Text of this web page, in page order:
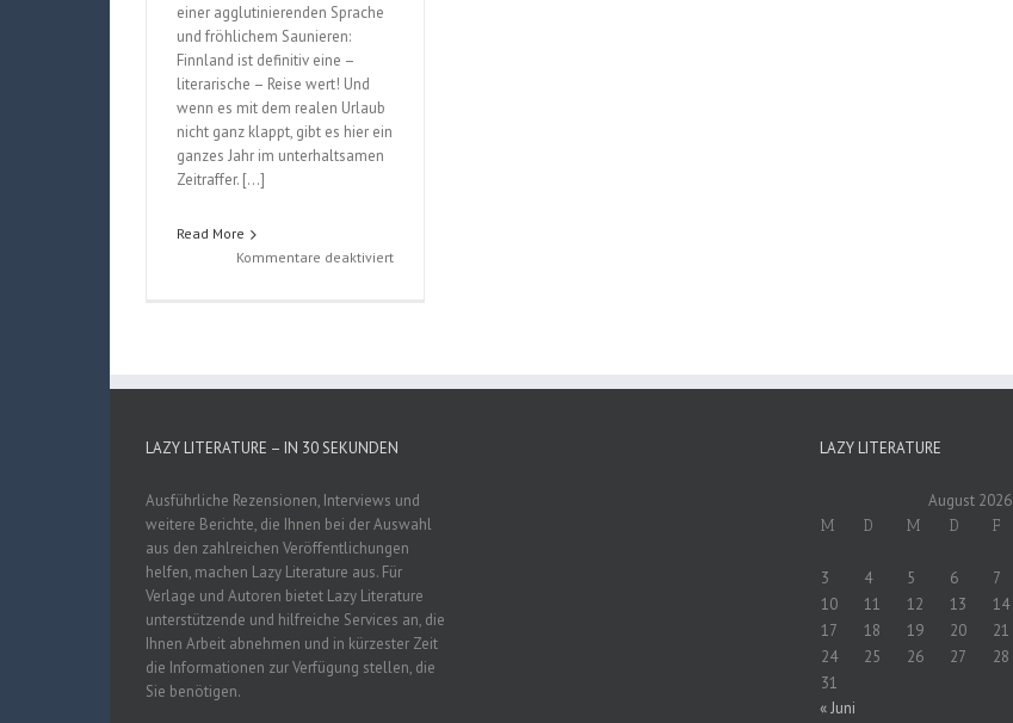
einer agglutinierenden Sprache
und fröhlichem Saunieren:
Finnland ist definitiv eine –
literarische – Reise wert! Und
wenn es mit dem realen Urlaub
nicht ganz klappt, gibt es hier ein
ganzes Jahr im unterhaltsamen
Zeitraffer. […]
Read More
Kommentare deaktiviertfür
LAZY LITERATURE – IN 30 SEKUNDEN
Ausführliche Rezensionen, Interviews und
weitere Berichte, die Ihnen bei der Auswahl
aus den zahlreichen Veröffentlichungen
helfen, machen Lazy Literature aus. Für
Verlage und Autoren bietet Lazy Literature
unterstützende und hilfreiche Services an, die
Ihnen Arbeit abnehmen und in kürzester Zeit
die Informationen zur Verfügung stellen, die
Sie benötigen.
LAZY LITERATURE
August 2026
M D M D F
3
4 5 6 7
10
11 12 13 14
17
18 19 20 21
24
25 26 27 28
31
« Juni